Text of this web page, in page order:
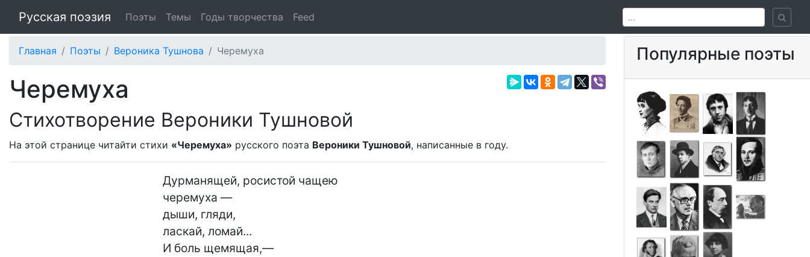
Русская поэзия Поэты Темы Годы творчества Feed
Главная Поэты Вероника Тушнова Черемуха
Черемуха
Стихотворение Вероники Тушновой
На этой странице читайти стихи «Черемуха» русского поэта Вероники Тушновой, написанные в году.
Дурманящей, росистой чащею
черемуха —
дыши, гляди,
ласкай, ломай...
И боль щемящая,—
Популярные поэты